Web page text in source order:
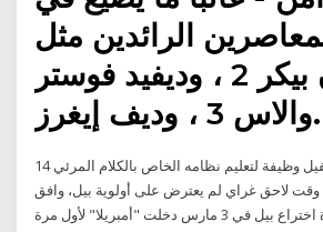
الرائدين مثل
نيكولسون بيكر 2 ، وديفيد فوستر
والاس 3 ، وديف إيغرز.
14 نيسان (إبريل) 2015 ميلفيل وظيفة لتعليم نظامه الخاص بالكلام المرئي
لاحق غراي لم يعترض على أولوية بيل، وافق
الفاحص على براءة اختراع بيل في 3 مارس دخلت "أمبريلا" لأول مرة